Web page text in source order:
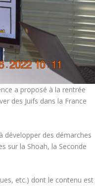
a proposé à la rentrée
des Juifs dans la France
développer des démarches
sur la Shoah, la Seconde
etc.) dont le contenu est